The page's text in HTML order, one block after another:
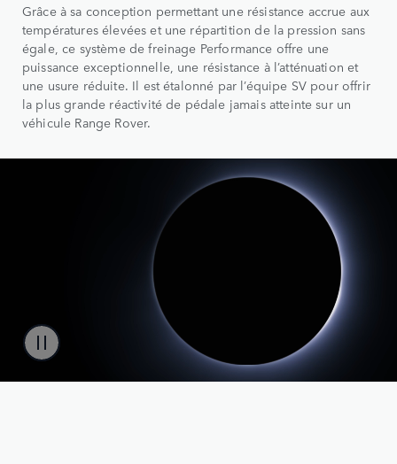
Grâce à sa conception permettant une résistance accrue aux
températures élevées et une répartition de la pression sans
égale, ce système de freinage Performance offre une
puissance exceptionnelle, une résistance à l’atténuation et
une usure réduite. Il est étalonné par l’équipe SV pour offrir
la plus grande réactivité de pédale jamais atteinte sur un
véhicule Range Rover.